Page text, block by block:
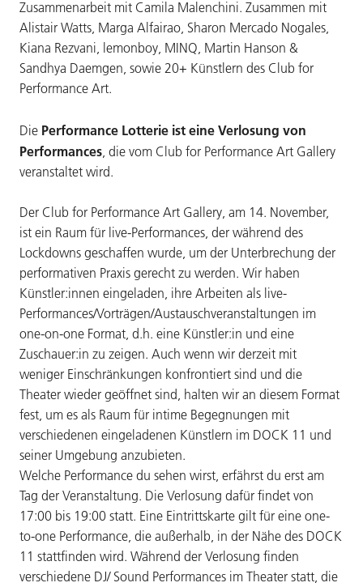
Zusammenarbeit mit Camila Malenchini. Zusammen mit
Alistair Watts, Marga Alfairao, Sharon Mercado Nogales,
Kiana Rezvani, lemonboy, MINQ, Martin Hanson &
Sandhya Daemgen, sowie 20+ Künstlern des Club for
Performance Art.
Die Performance Lotterie ist eine Verlosung von
Performances , die vom Club for Performance Art Gallery
veranstaltet wird.
Der Club for Performance Art Gallery, am 14. November,
ist ein Raum für live-Performances, der während des
Lockdowns geschaffen wurde, um der Unterbrechung der
performativen Praxis gerecht zu werden. Wir haben
Künstler:innen eingeladen, ihre Arbeiten als live-
Performances/Vorträgen/Austauschveranstaltungen im
one-on-one Format, d.h. eine Künstler:in und eine
Zuschauer:in zu zeigen. Auch wenn wir derzeit mit
weniger Einschränkungen konfrontiert sind und die
Theater wieder geöffnet sind, halten wir an diesem Format
fest, um es als Raum für intime Begegnungen mit
verschiedenen eingeladenen Künstlern im DOCK 11 und
seiner Umgebung anzubieten.
Welche Performance du sehen wirst, erfährst du erst am
Tag der Veranstaltung. Die Verlosung dafür findet von
17:00 bis 19:00 statt. Eine Eintrittskarte gilt für eine one-
to-one Performance, die außerhalb, in der Nähe des DOCK
11 stattfinden wird. Während der Verlosung finden
verschiedene DJ/ Sound Performances im Theater statt, die